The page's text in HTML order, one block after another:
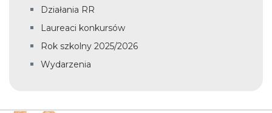
Działania RR
Laureaci konkursów
Rok szkolny 2025/2026
Wydarzenia